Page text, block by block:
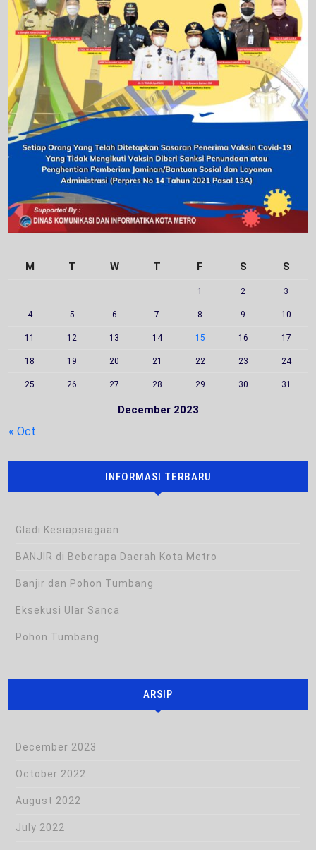
December 2023
M T W T F S S
1 2 3
4 5 6 7 8 9 10
11 12 13 14 15 16 17
18 19 20 21 22 23 24
25 26 27 28 29 30 31
« Oct
INFORMASI TERBARU
Gladi Kesiapsiagaan
BANJIR di Beberapa Daerah Kota Metro
Banjir dan Pohon Tumbang
Eksekusi Ular Sanca
Pohon Tumbang
ARSIP
December 2023
October 2022
August 2022
July 2022